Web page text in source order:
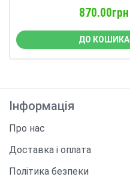
870.00грн
ДО КОШИКА
Інформація
Про нас
Доставка і оплата
Політика безпеки